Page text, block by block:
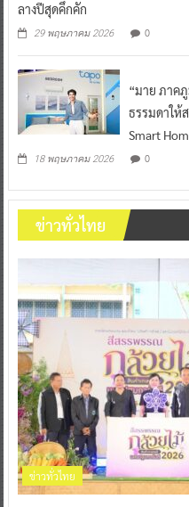
ลางปีสุดคึกคัก
29 พฤษภาคม 2026 0
“มาย ภาค
ธรรมดาให้
Smart
18 พฤษภาคม 2026 0
ข่าวทั่วไทย
ข่าวทั่วไทย